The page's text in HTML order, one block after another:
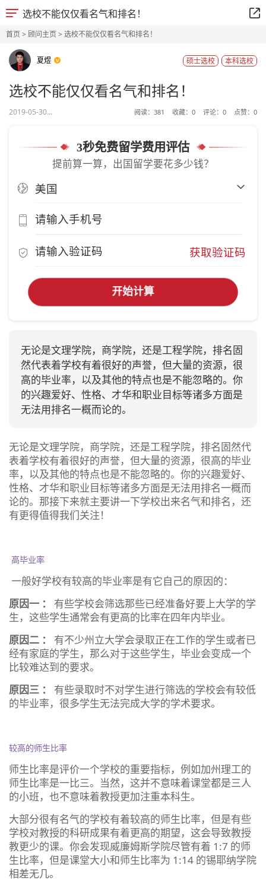
选校不能仅仅看名气和排名！
首页> 顾问主页> 选校不能仅仅看名气和排名！
夏煜 本科选校
硕士选校
选校不能仅仅看名气和排名！
2019-05-30... 阅读： 381 收藏： 0 评论： 0 点赞： 0
3秒免费留学费用评估
提前算一算，出国留学要花多少钱？
获取验证码
开始计算
无论是文理学院，商学院，还是工程学院，排名固
然代表着学校有着很好的声誉，但大量的资源，很
高的毕业率，以及其他的特点也是不能忽略的。你
的兴趣爱好、性格、才华和职业目标等诸多方面是
无法用排名一概而论的。
无论是文理学院，商学院，还是工程学院，排名固然代
表着学校有着很好的声誉，但大量的资源，很高的毕业
率，以及其他的特点也是不能忽略的。你的兴趣爱好、
性格、才华和职业目标等诸多方面是无法用排名一概而
论的。那接下来就主要讲一下学校出来名气和排名，还
有更得值得我们关注！
高毕业率
一般好学校有较高的毕业率是有它自己的原因的：
原因一 ：
有些学校会筛选那些已经准备好要上大学的学
生，这些学生通常会有更高的比率在四年内毕业。
原因二 ：
有不少州立大学会录取正在工作的学生或者已
经有家庭的学生，那么对于这些学生，毕业会变成一个
比较难达到的要求。
原因三 ：
有些录取时不对学生进行筛选的学校会有较低
的毕业率，很多学生无法完成大学的学术要求。
较高的师生比率
师生比率是评价一个学校的重要指标，例如加州理工的
师生比率是一比三。当然，这并不意味着课堂都是三人
的小班，也不意味着教授更加注重本科生。
大部分很有名气的学校有着较高的师生比率，但是有些
学校对教授的科研成果有着更高的期望，这会导致教授
教更少的课。你会发现威廉姆斯学院尽管有着 1:7 的师
生比率，但是课堂大小和师生比率为 1:14 的锡耶纳学院
相差无几。